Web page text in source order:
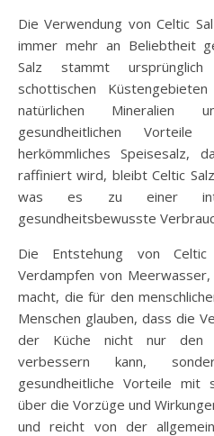
Die Verwendung von Celtic Salz hat in den letzten Jahren
immer mehr an Beliebtheit
Salz stammt
schottischen
natürlichen Mineralien
gesundheitlichen
herkömmliches Speisesalz,
raffiniert wird, bleibt Celtic
was es zu einer
gesundheitsbewusste
Die Entstehung von
Verdampfen von
macht, die für den
Menschen glauben, dass die
der Küche nicht nur den
verbessern kann,
gesundheitliche Vorteile mit
über die Vorzüge und
und reicht von der